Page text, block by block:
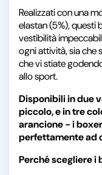
Realizzati con una
elastan (5%),
vestibilità
ogni attività, sia che
che vi stiate
allo sport.
Disponibili in due
piccolo, e in tre
arancione - i
perfettamente ad
Perché scegliere i